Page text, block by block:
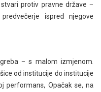
protiv pravne države –
ispred njegove
– s malom izmjenom.
od institucije do institucije
performans, Opačak se, na